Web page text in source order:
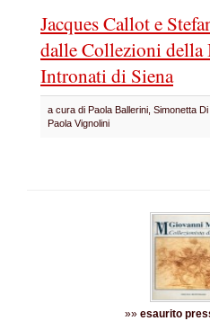
Jacques Callot e
dalle Collezioni
Intronati di Siena
a cura di Paola Ballerini, Simonetta
Paola Vignolini
»» esaurito